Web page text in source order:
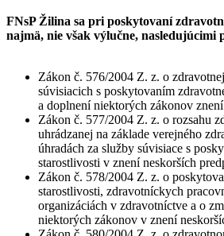
FNsP Žilina sa pri poskytovaní
najmä, nie však výlučne, nasledujúcimi
Zákon č. 576/2004 Z. z. o
súvisiacich s poskytovaním
a doplnení niektorých zákonov
Zákon č. 577/2004 Z. z. o rozsahu
uhrádzanej na základe verejného
úhradách za služby súvisiace s
starostlivosti v znení neskorších
Zákon č. 578/2004 Z. z. o
starostlivosti, zdravotníckych
organizáciách v zdravotníctve a o
niektorých zákonov v znení